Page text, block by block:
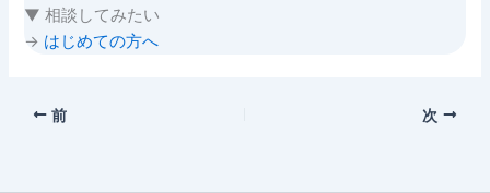
▼ 相談してみたい
→ はじめての方へ
前 次